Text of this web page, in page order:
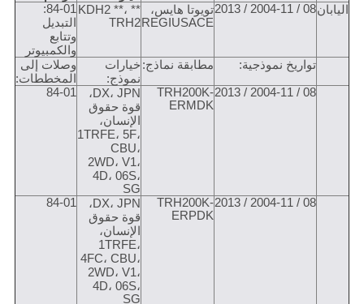
اليابان08 / 2004-11 / 2013
تويوتا هايس،
REGIUSACE
KDH2 **، **
TRH2
84-01:
التبديل
وتتابع
والكمبيوتر
تواريخ نموذجية:
مطابقة نماذج: خيارات
نموذج:
وصلات إلى
المخططات:
08 / 2004-11 / 2013
TRH200K-
ERMDK
DX، JPN،
قوة حقوق
الإنسان،
1TRFE، 5F،
CBU،
2WD، V1،
4D، 06S،
SG
84-01
08 / 2004-11 / 2013
TRH200K-
ERPDK
DX، JPN،
قوة حقوق
الإنسان،
1TRFE،
4FC، CBU،
2WD، V1،
4D، 06S،
SG
84-01